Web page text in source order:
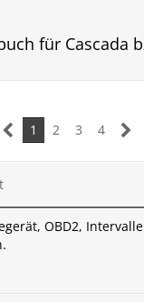
1 2 3 4
OBD2, Intervalle